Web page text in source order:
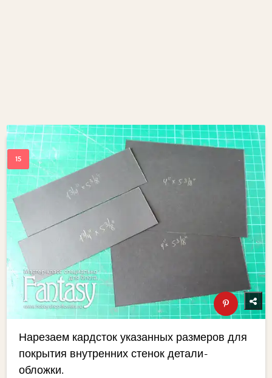
Нарезаем кардсток указанных размеров для
покрытия внутренних стенок детали-
обложки.